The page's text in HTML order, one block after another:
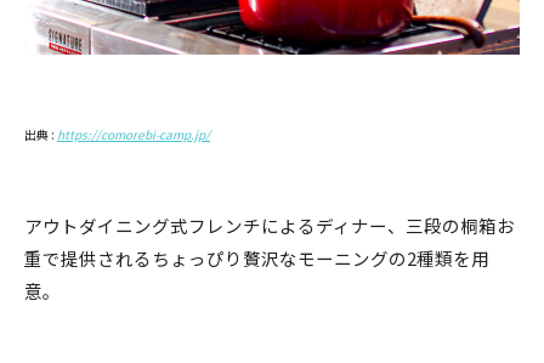
出典 : https://comorebi-camp.jp/
アウトダイニング式フレンチによるディナー、三段の桐箱お
重で提供されるちょっぴり贅沢なモーニングの2種類を用
意。